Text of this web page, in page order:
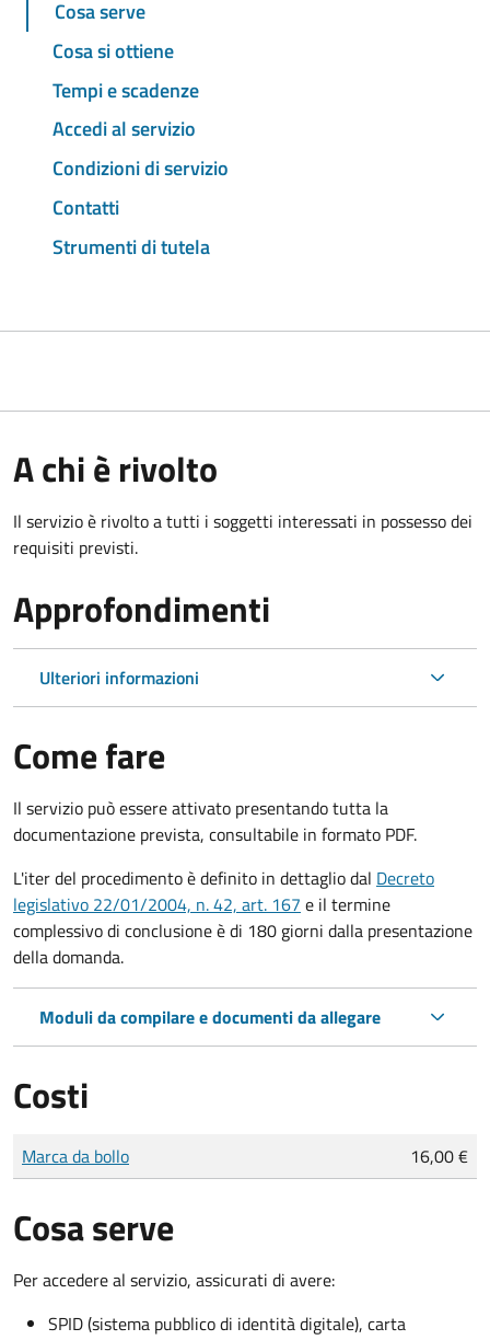
Cosa serve
Cosa si ottiene
Tempi e scadenze
Accedi al servizio
Condizioni di servizio
Contatti
Strumenti di tutela
A chi è rivolto
Il servizio è rivolto a tutti i soggetti interessati in possesso dei
requisiti previsti.
Approfondimenti
Ulteriori informazioni
Come fare
Il servizio può essere attivato presentando tutta la
documentazione prevista, consultabile in formato PDF.
L'iter del procedimento è definito in dettaglio dal Decreto
legislativo 22/01/2004, n. 42, art. 167 e il termine
complessivo di conclusione è di 180 giorni dalla presentazione
della domanda.
Moduli da compilare e documenti da allegare
Costi
Tipo di pagamento
Importo
Marca da bollo 16,00 €
Cosa serve
Per accedere al servizio, assicurati di avere:
SPID (sistema pubblico di identità digitale), carta